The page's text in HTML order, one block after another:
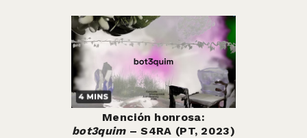
Mención honrosa:
bot3quim– S4RA (PT, 2023)